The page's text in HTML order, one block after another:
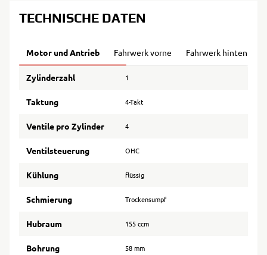
TECHNISCHE DATEN
Motor und Antrieb Fahrwerk vorne Fahrwerk hinten
Zylinderzahl 1
Taktung 4-Takt
Ventile pro Zylinder 4
Ventilsteuerung OHC
Kühlung flüssig
Schmierung Trockensumpf
Hubraum 155 ccm
Bohrung 58 mm